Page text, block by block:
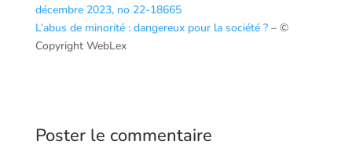
décembre 2023, no 22-18665
L’abus de minorité : dangereux pour la société ?– ©
Copyright WebLex
Poster le commentaire